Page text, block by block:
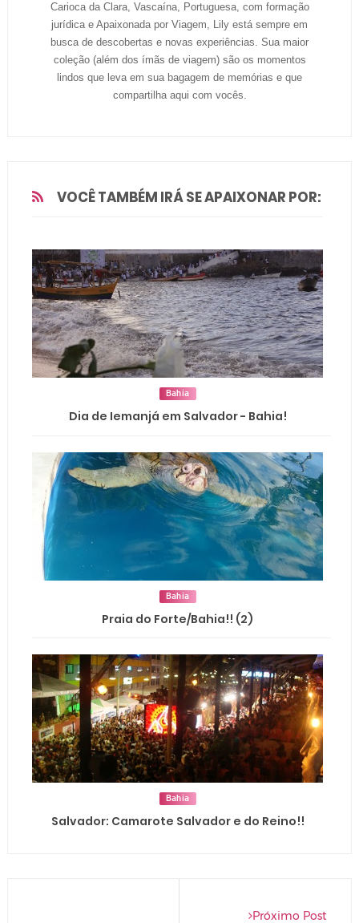
Carioca da Clara, Vascaína, Portuguesa, com formação
jurídica e Apaixonada por Viagem, Lily está sempre em
busca de descobertas e novas experiências. Sua maior
coleção (além dos ímãs de viagem) são os momentos
lindos que leva em sua bagagem de memórias e que
compartilha aqui com vocês.
VOCÊ TAMBÉM IRÁ SE APAIXONAR POR:
Bahia
Dia de Iemanjá em Salvador - Bahia!
Bahia
Praia do Forte/Bahia!! (2)
Bahia
Salvador: Camarote Salvador e do Reino!!
Próximo Post